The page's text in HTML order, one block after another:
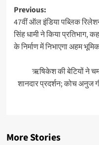
Post
navigation
Previous:
47वीं ऑल इंडिया पब्लिक
सिंह धामी ने किया प्रतिभाग,
के निर्माण में निभाएगा अहम
ऋषिकेश की बेटियों ने
शानदार प्रदर्शन; कोच अनुज
More Stories